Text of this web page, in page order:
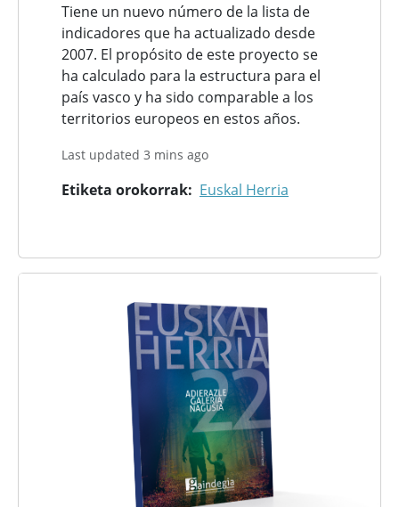
Tiene un nuevo número de la lista de
indicadores que ha actualizado desde
2007. El propósito de este proyecto se
ha calculado para la estructura para el
país vasco y ha sido comparable a los
territorios europeos en estos años.
Last updated 3 mins ago
Etiketa orokorrak Euskal Herria